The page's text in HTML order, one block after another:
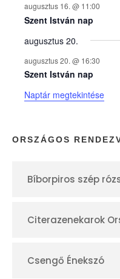
e
k
n
a
p
r
augusztus 16. @ 11:00
Szent István nap
augusztus 20.
augusztus 20. @ 16:30
Szent István nap
Naptár megtekintése
ORSZÁGOS
Bíborpiros szép
Citerazenekarok
Csengő Énekszó